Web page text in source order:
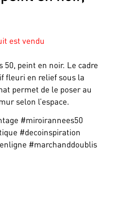
est vendu
50, peint en noir. Le cadre
fleuri en relief sous la
permet de le poser au
selon l’espace.
#miroirannees50
#decoinspiration
#marchanddoublis